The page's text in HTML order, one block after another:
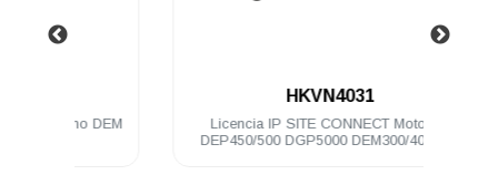
HKVN4031
Licencia IP SITE CONNECT Motorola
DEP450/500 DGP5000 DEM300/400/500